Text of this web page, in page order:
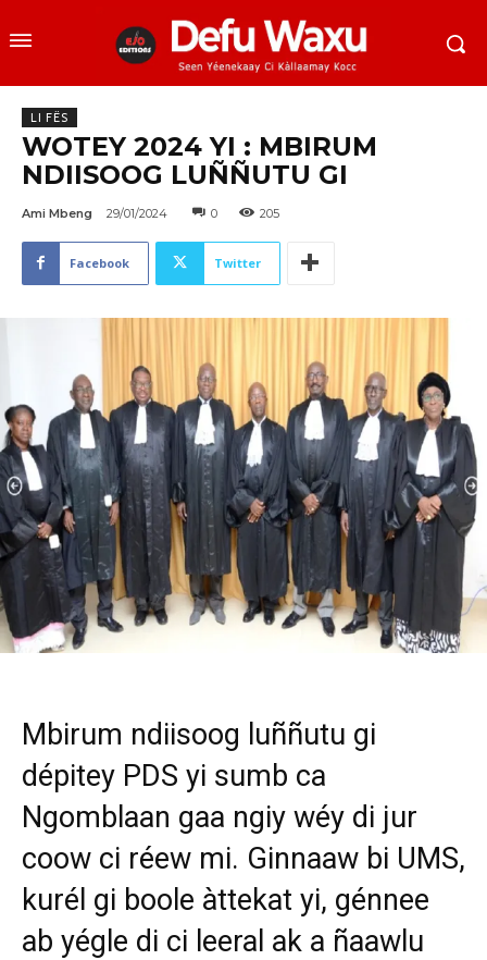
LI FËS
WOTEY 2024 YI : MBIRUM
NDIISOOG LUÑÑUTU GI
Ami Mbeng 29/01/2024 0 205
Facebook Twitter
Mbirum ndiisoog luññutu gi
dépitey PDS yi sumb ca
Ngomblaan gaa ngiy wéy di jur
coow ci réew mi. Ginnaaw bi UMS,
kurél gi boole àttekat yi, génnee
ab yégle di ci leeral ak a ñaawlu